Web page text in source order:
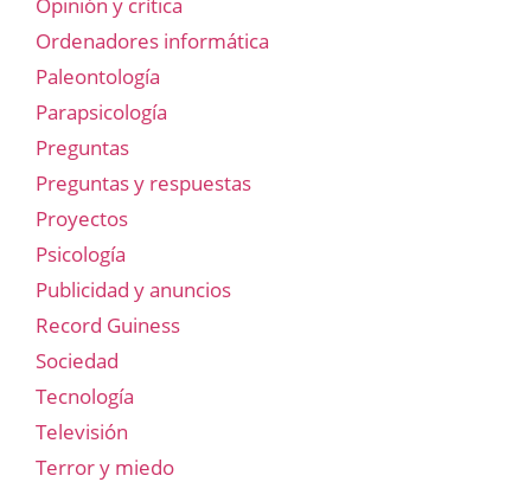
Ordenadores informática
Paleontología
Parapsicología
Preguntas
Preguntas y respuestas
Proyectos
Psicología
Publicidad y anuncios
Record Guiness
Sociedad
Tecnología
Televisión
Terror y miedo